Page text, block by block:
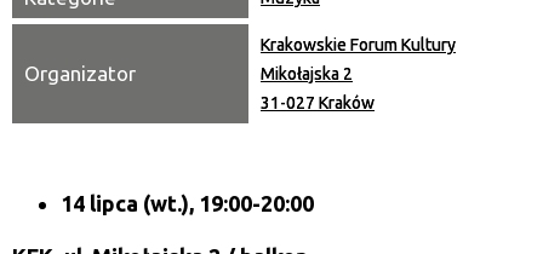
Organizator
Krakowskie Forum Kultury
Mikołajska 2
31-027 Kraków
14 lipca (wt.), 19:00-20:00